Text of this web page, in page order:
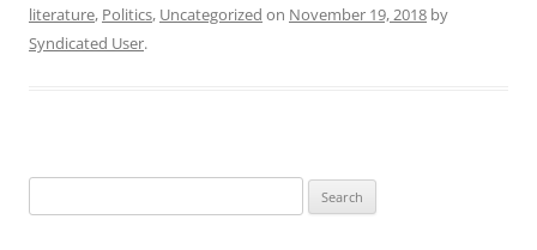
literature, Politics, Uncategorized on November 19, 2018 by
Syndicated User.
for: